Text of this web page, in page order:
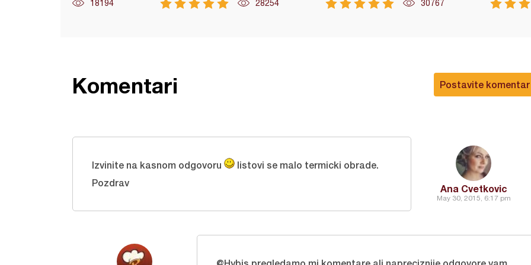
18194 28254 30767
Postavite komentar
Komentari
Ana Cvetkovic
May 30, 2015, 6:17 pm
Izvinite na kasnom odgovoru
listovi se malo termicki obrade.
Pozdrav